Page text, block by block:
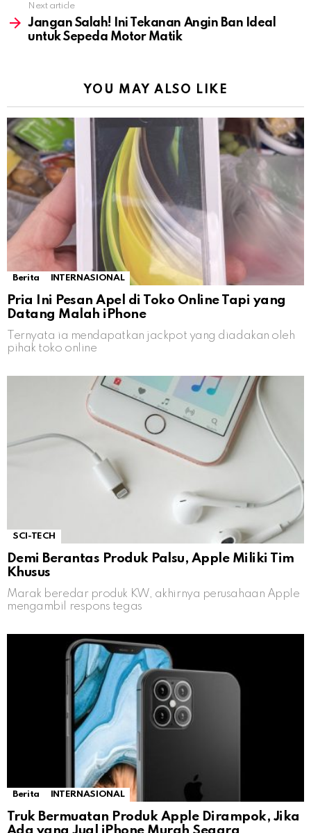
Next article
Jangan Salah! Ini Tekanan Angin Ban Ideal
untuk Sepeda Motor Matik
YOU MAY ALSO LIKE
Berita INTERNASIONAL
Pria Ini Pesan Apel di Toko Online Tapi yang
Datang Malah iPhone
Ternyata ia mendapatkan jackpot yang diadakan oleh
pihak toko online
SCI-TECH
Demi Berantas Produk Palsu, Apple Miliki Tim
Khusus
Marak beredar produk KW, akhirnya perusahaan Apple
mengambil respons tegas
Berita INTERNASIONAL
Truk Bermuatan Produk Apple Dirampok, Jika